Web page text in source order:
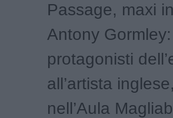
Passage, maxi
Antony
protagonisti
all’artista
nell’Aula